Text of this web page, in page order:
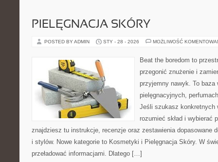
PIELĘGNACJA SKÓRY
POSTED BY ADMIN STY - 28 - 2026 MOŻLIWOŚĆ
Beat the boredom to
przegonić znużenie i
przyjemny nawyk. To baza
pielęgnacyjnych,
Jeśli szukasz konkretnych
rozumieć skład i wybierać
znajdziesz tu instrukcje, recenzje oraz zestawienia dopasowane
i stylów. Nowe kategorie to Kosmetyki i Pielęgnacja Skóry. W
przeładować informacjami. Dlatego […]